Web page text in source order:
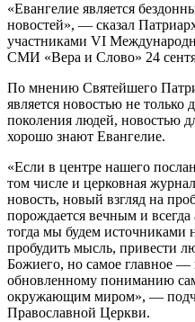
«Евангелие является
новостей», — сказал
участниками VI
СМИ «Вера и Слово» 24
По мнению Святейшего
является новостью не
поколения людей, новостью
хорошо знают Евангелие.
«Если в центре нашего
том числе и церковная
новость, новый взгляд на
порождается вечным и
тогда мы будем источниками
пробудить мысль, привести
Божиего, но самое главное
обновленному пониманию
окружающим миром», —
Православной Церкви.